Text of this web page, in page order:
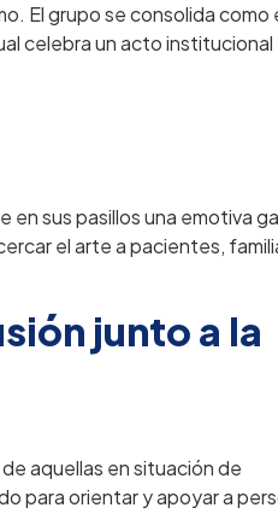
El grupo se consolida como
celebra un acto institucional
sus pasillos una emotiva
el arte a pacientes,
junto a la
aquellas en situación de
para orientar y apoyar a